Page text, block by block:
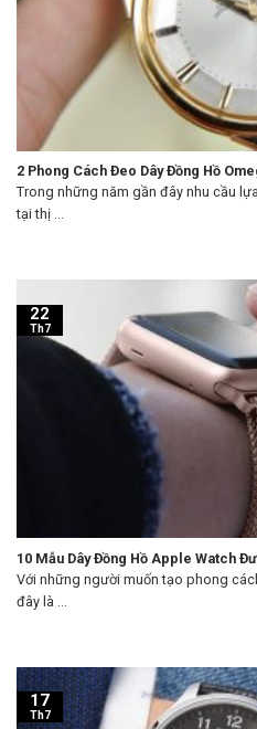
2 Phong Cách Đeo Dây Đồng Hồ
Trong những năm gần đây nhu cầu
tại thị ...
10 Mẫu Dây Đồng Hồ Apple Watch
Với những người muốn tạo phong
đây là ...
22
Th7
17
Th7